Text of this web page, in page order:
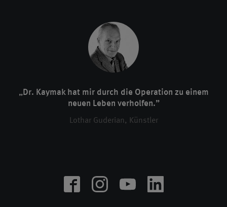
„Dr. Kaymak hat mir durch die Operation zu einem
neuen Leben verholfen.”
Lothar Guderian, Künstler